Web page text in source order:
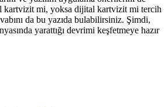
kartvizit mi, yoksa dijital kartvizit mi tercih
da bu yazıda bulabilirsiniz. Şimdi,
yarattığı devrimi keşfetmeye hazır